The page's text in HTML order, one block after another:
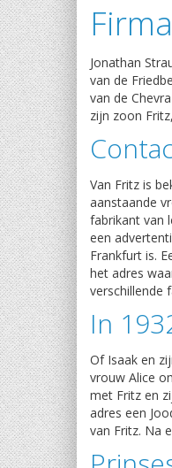
Jonathan
van de
van de
zijn zoon
Van Fritz is
aanstaande
fabrikant van
een
Frankfurt is.
het adres
verschillende
In
Of Isaak en
vrouw Alice
met Fritz en
adres een
van Fritz. Na